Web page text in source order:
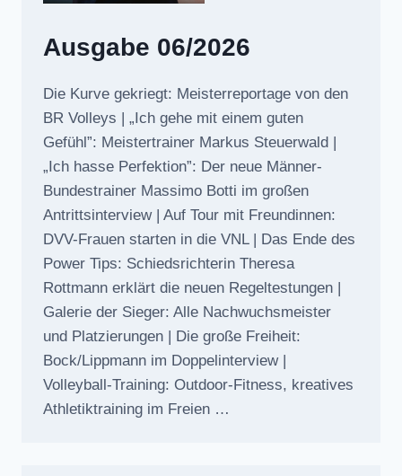
Ausgabe 06/2026
Die Kurve gekriegt: Meisterreportage von den
BR Volleys | „Ich gehe mit einem guten
Gefühl”: Meistertrainer Markus Steuerwald |
„Ich hasse Perfektion”: Der neue Männer-
Bundestrainer Massimo Botti im großen
Antrittsinterview | Auf Tour mit Freundinnen:
DVV-Frauen starten in die VNL | Das Ende des
Power Tips: Schiedsrichterin Theresa
Rottmann erklärt die neuen Regeltestungen |
Galerie der Sieger: Alle Nachwuchsmeister
und Platzierungen | Die große Freiheit:
Bock/Lippmann im Doppelinterview |
Volleyball-Training: Outdoor-Fitness, kreatives
Athletiktraining im Freien …